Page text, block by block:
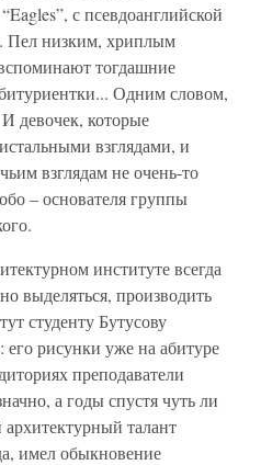
с псевдоанглийской
Пел низким, хриплым
тогдашние
Одним словом,
девочек, которые
взглядами, и
взглядам не очень-то
– основателя группы
институте всегда
выделяться, производить
студенту Бутусову
его рисунки уже на абитуре
преподаватели
а годы спустя чуть ли
талант
имел обыкновение